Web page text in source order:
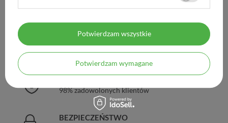
Legalna apteka od 2006 r.
98% zadowolonych klientów
BEZPIECZEŃSTWO
Potwierdzam wymagane
Potwierdzam wszystkie